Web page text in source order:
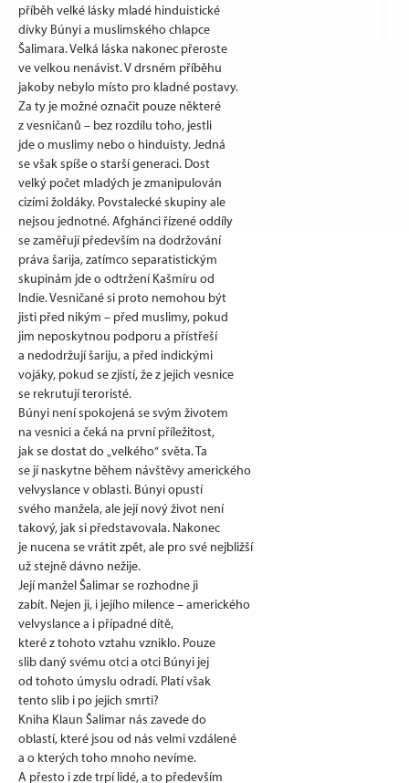
příběh velké lásky mladé hinduistické
dívky Búnyi a muslimského chlapce
Šalimara. Velká láska nakonec přeroste
ve velkou nenávist. V drsném příběhu
jakoby nebylo místo pro kladné postavy.
Za ty je možné označit pouze některé
z vesničanů – bez rozdílu toho, jestli
jde o muslimy nebo o hinduisty. Jedná
se však spíše o starší generaci. Dost
velký počet mladých je zmanipulován
cizími žoldáky. Povstalecké skupiny ale
nejsou jednotné. Afghánci řízené oddíly
se zaměřují především na dodržování
práva šarija, zatímco separatistickým
skupinám jde o odtržení Kašmíru od
Indie. Vesničané si proto nemohou být
jisti před nikým – před muslimy, pokud
jim neposkytnou podporu a přístřeší
a nedodržují šariju, a před indickými
vojáky, pokud se zjistí, že z jejich vesnice
se rekrutují teroristé.
Búnyi není spokojená se svým životem
na vesnici a čeká na první příležitost,
jak se dostat do „velkého“ světa. Ta
se jí naskytne během návštěvy amerického
velvyslance v oblasti. Búnyi opustí
svého manžela, ale její nový život není
takový, jak si představovala. Nakonec
je nucena se vrátit zpět, ale pro své nejbližší
už stejně dávno nežije.
Její manžel Šalimar se rozhodne ji
zabít. Nejen ji, i jejího milence – amerického
velvyslance a i případné dítě,
které z tohoto vztahu vzniklo. Pouze
slib daný svému otci a otci Búnyi jej
od tohoto úmyslu odradí. Platí však
tento slib i po jejich smrti?
Kniha Klaun Šalimar nás zavede do
oblastí, které jsou od nás velmi vzdálené
a o kterých toho mnoho nevíme.
A přesto i zde trpí lidé, a to především